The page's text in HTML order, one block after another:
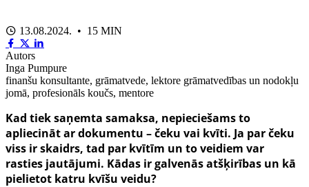
13.08.2024. • 15 MIN
Autors
Inga Pumpure
finanšu konsultante, grāmatvede, lektore grāmatvedības un nodokļu
jomā, profesionāls koučs, mentore
Kad tiek saņemta samaksa, nepieciešams to
apliecināt ar dokumentu – čeku vai kvīti. Ja par čeku
viss ir skaidrs, tad par kvītīm un to veidiem var
rasties jautājumi. Kādas ir galvenās atšķirības un kā
pielietot katru kvīšu veidu?